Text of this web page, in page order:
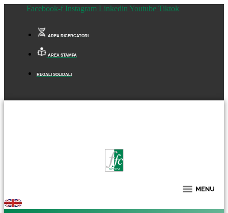
Facebook-f Instagram Linkedin Youtube Tiktok
AREA RICERCATORI
AREA STAMPA
REGALI SOLIDALI